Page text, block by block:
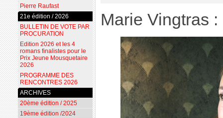
Marie Vingtras :
Pierre Raufast
21e édition / 2026
BULLETIN DE VOTE PAR
PROCURATION
Edition 2026 et les 4
romans finalistes pour le
Prix Jeune Mousquetaire
2026
PROGRAMME DES
RENCONTRES 2026
ARCHIVES
20ème édition / 2025
19ème édition /2024